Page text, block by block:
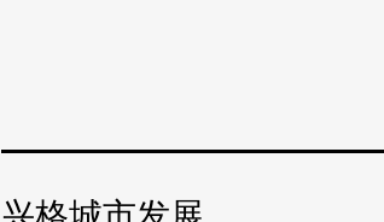
兴格城市发展